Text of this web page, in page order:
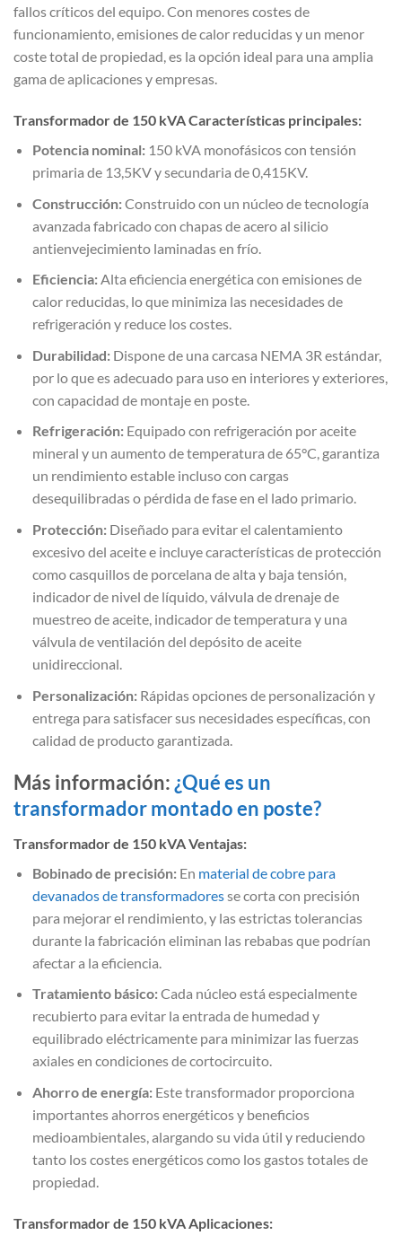
fallos críticos del equipo. Con menores costes de
funcionamiento, emisiones de calor reducidas y un menor
coste total de propiedad, es la opción ideal para una amplia
gama de aplicaciones y empresas.
Transformador de 150 kVA Características principales:
Potencia nominal:150 kVA monofásicos con tensión
primaria de 13,5KV y secundaria de 0,415KV.
Construcción:Construido con un núcleo de tecnología
avanzada fabricado con chapas de acero al silicio
antienvejecimiento laminadas en frío.
Eficiencia:Alta eficiencia energética con emisiones de
calor reducidas, lo que minimiza las necesidades de
refrigeración y reduce los costes.
Durabilidad:Dispone de una carcasa NEMA 3R estándar,
por lo que es adecuado para uso en interiores y exteriores,
con capacidad de montaje en poste.
Refrigeración:Equipado con refrigeración por aceite
mineral y un aumento de temperatura de 65°C, garantiza
un rendimiento estable incluso con cargas
desequilibradas o pérdida de fase en el lado primario.
Protección:Diseñado para evitar el calentamiento
excesivo del aceite e incluye características de protección
como casquillos de porcelana de alta y baja tensión,
indicador de nivel de líquido, válvula de drenaje de
muestreo de aceite, indicador de temperatura y una
válvula de ventilación del depósito de aceite
unidireccional.
Personalización:Rápidas opciones de personalización y
entrega para satisfacer sus necesidades específicas, con
calidad de producto garantizada.
Más información:¿Qué es un
transformador montado en poste?
Transformador de 150 kVA Ventajas:
Bobinado de precisión:En material de cobre para
devanados de transformadoresse corta con precisión
para mejorar el rendimiento, y las estrictas tolerancias
durante la fabricación eliminan las rebabas que podrían
afectar a la eficiencia.
Tratamiento básico:Cada núcleo está especialmente
recubierto para evitar la entrada de humedad y
equilibrado eléctricamente para minimizar las fuerzas
axiales en condiciones de cortocircuito.
Ahorro de energía:Este transformador proporciona
importantes ahorros energéticos y beneficios
medioambientales, alargando su vida útil y reduciendo
tanto los costes energéticos como los gastos totales de
propiedad.
Transformador de 150 kVA Aplicaciones: